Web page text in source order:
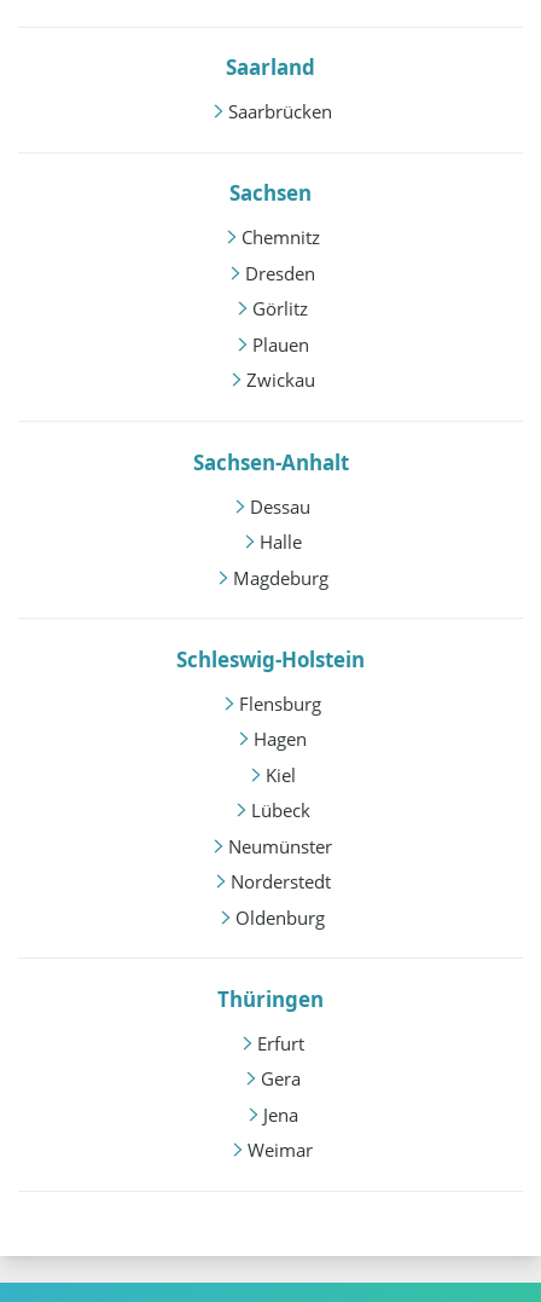
Saarland
Saarbrücken
Sachsen
Chemnitz
Dresden
Görlitz
Plauen
Zwickau
Sachsen-Anhalt
Dessau
Halle
Magdeburg
Schleswig-Holstein
Flensburg
Hagen
Kiel
Lübeck
Neumünster
Norderstedt
Oldenburg
Thüringen
Erfurt
Gera
Jena
Weimar